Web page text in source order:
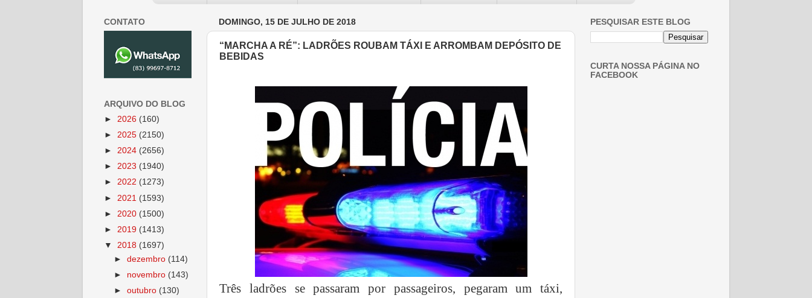
DOMINGO, 15 DE JULHO DE 2018
“MARCHA A RÉ”: LADRÕES ROUBAM TÁXI E ARROMBAM DEPÓSITO DE
BEBIDAS
Três ladrões se passaram por passageiros, pegaram um táxi,
CONTATO
ARQUIVO DO BLOG
► 2026 (160)
► 2025 (2150)
► 2024 (2656)
► 2023 (1940)
► 2022 (1273)
► 2021 (1593)
► 2020 (1500)
► 2019 (1413)
▼ 2018 (1697)
►dezembro (114)
► novembro (143)
►outubro (130)
PESQUISAR ESTE BLOG
CURTA NOSSA PÁGINA NO
FACEBOOK